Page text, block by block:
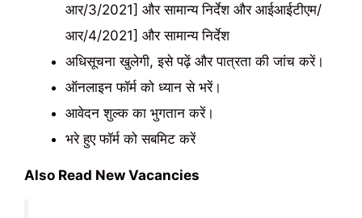
आर/3/2021] और सामान्य निर्देश और आईआईटीएम/
आर/4/2021] और सामान्य निर्देश
अधिसूचना खुलेगी, इसे पढ़ें और पात्रता की जांच करें।
ऑनलाइन फॉर्म को ध्यान से भरें।
आवेदन शुल्क का भुगतान करें।
भरे हुए फॉर्म को सबमिट करें
Also Read New Vacancies